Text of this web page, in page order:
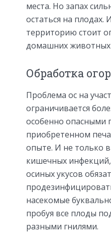
места. Но запах
остаться на
территорию стоит
домашних животных
Обработка
Проблема ос на
ограничивается
особенно опасными
приобретенном
опыте. И не только
кишечных
осиных укусов
насекомые
пробуя все плоды
разными гнилями.